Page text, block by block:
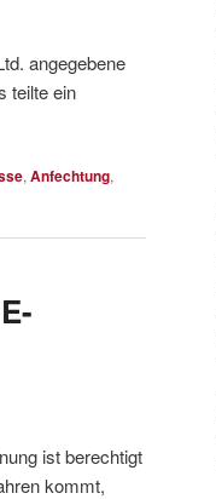
angegebene
teilte ein
, Anfechtung,
ist berechtigt
kommt,